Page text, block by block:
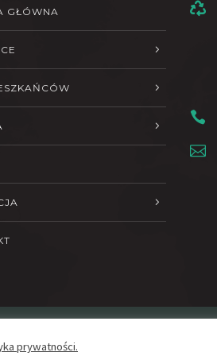
GŁÓWNA
prywatności.